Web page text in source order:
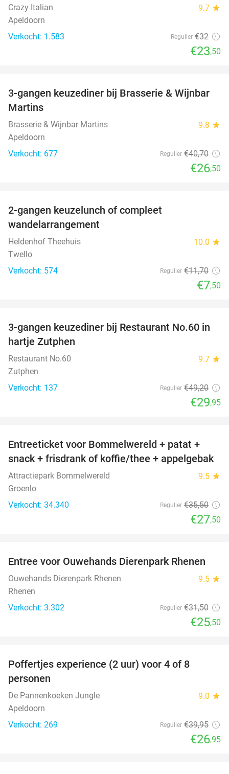
Crazy Italian 9.7 star
Apeldoorn
Verkocht: 1.583
Regulier €32
€23,50
35%
3-gangen keuzediner bij Brasserie & Wijnbar
Martins
Brasserie & Wijnbar Martins 9.8 star
Apeldoorn
Verkocht: 677
Regulier €40,70
€26,50
2-gangen keuzelunch of compleet
wandelarrangement
Heldenhof Theehuis 10.0 star
Twello
Verkocht: 574
Regulier €11,70
€7,50
39%
3-gangen keuzediner bij Restaurant No.60 in
hartje Zutphen
Restaurant No.60 9.7 star
Zutphen
Verkocht: 137
Regulier €49,20
€29,95
23%
Entreeticket voor Bommelwereld + patat +
snack + frisdrank of koffie/thee + appelgebak
Attractiepark Bommelwereld 9.5 star
Groenlo
Verkocht: 34.340
Regulier €35,50
€27,50
19%
Entree voor Ouwehands Dierenpark Rhenen
Ouwehands Dierenpark Rhenen 9.5 star
Rhenen
Verkocht: 3.302
Regulier €31,50
€25,50
Poffertjes experience (2 uur) voor 4 of 8
personen
De Pannenkoeken Jungle 9.0 star
Apeldoorn
Verkocht: 269
Regulier €39,95
€26,95